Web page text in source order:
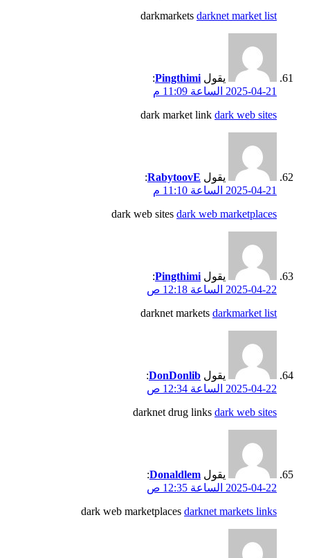
darkmarketsdarknet market list
يقول Pingthimi
:
2025-04-21 الساعة 11:09 م
dark market linkdark web sites
يقول RabytoovE
:
2025-04-21 الساعة 11:10 م
dark web sitesdark web marketplaces
يقول Pingthimi
:
2025-04-22 الساعة 12:18 ص
darknet marketsdarkmarket list
يقول DonDonlib
:
2025-04-22 الساعة 12:34 ص
darknet drug linksdark web sites
يقول Donaldlem
:
2025-04-22 الساعة 12:35 ص
dark web marketplacesdarknet markets links